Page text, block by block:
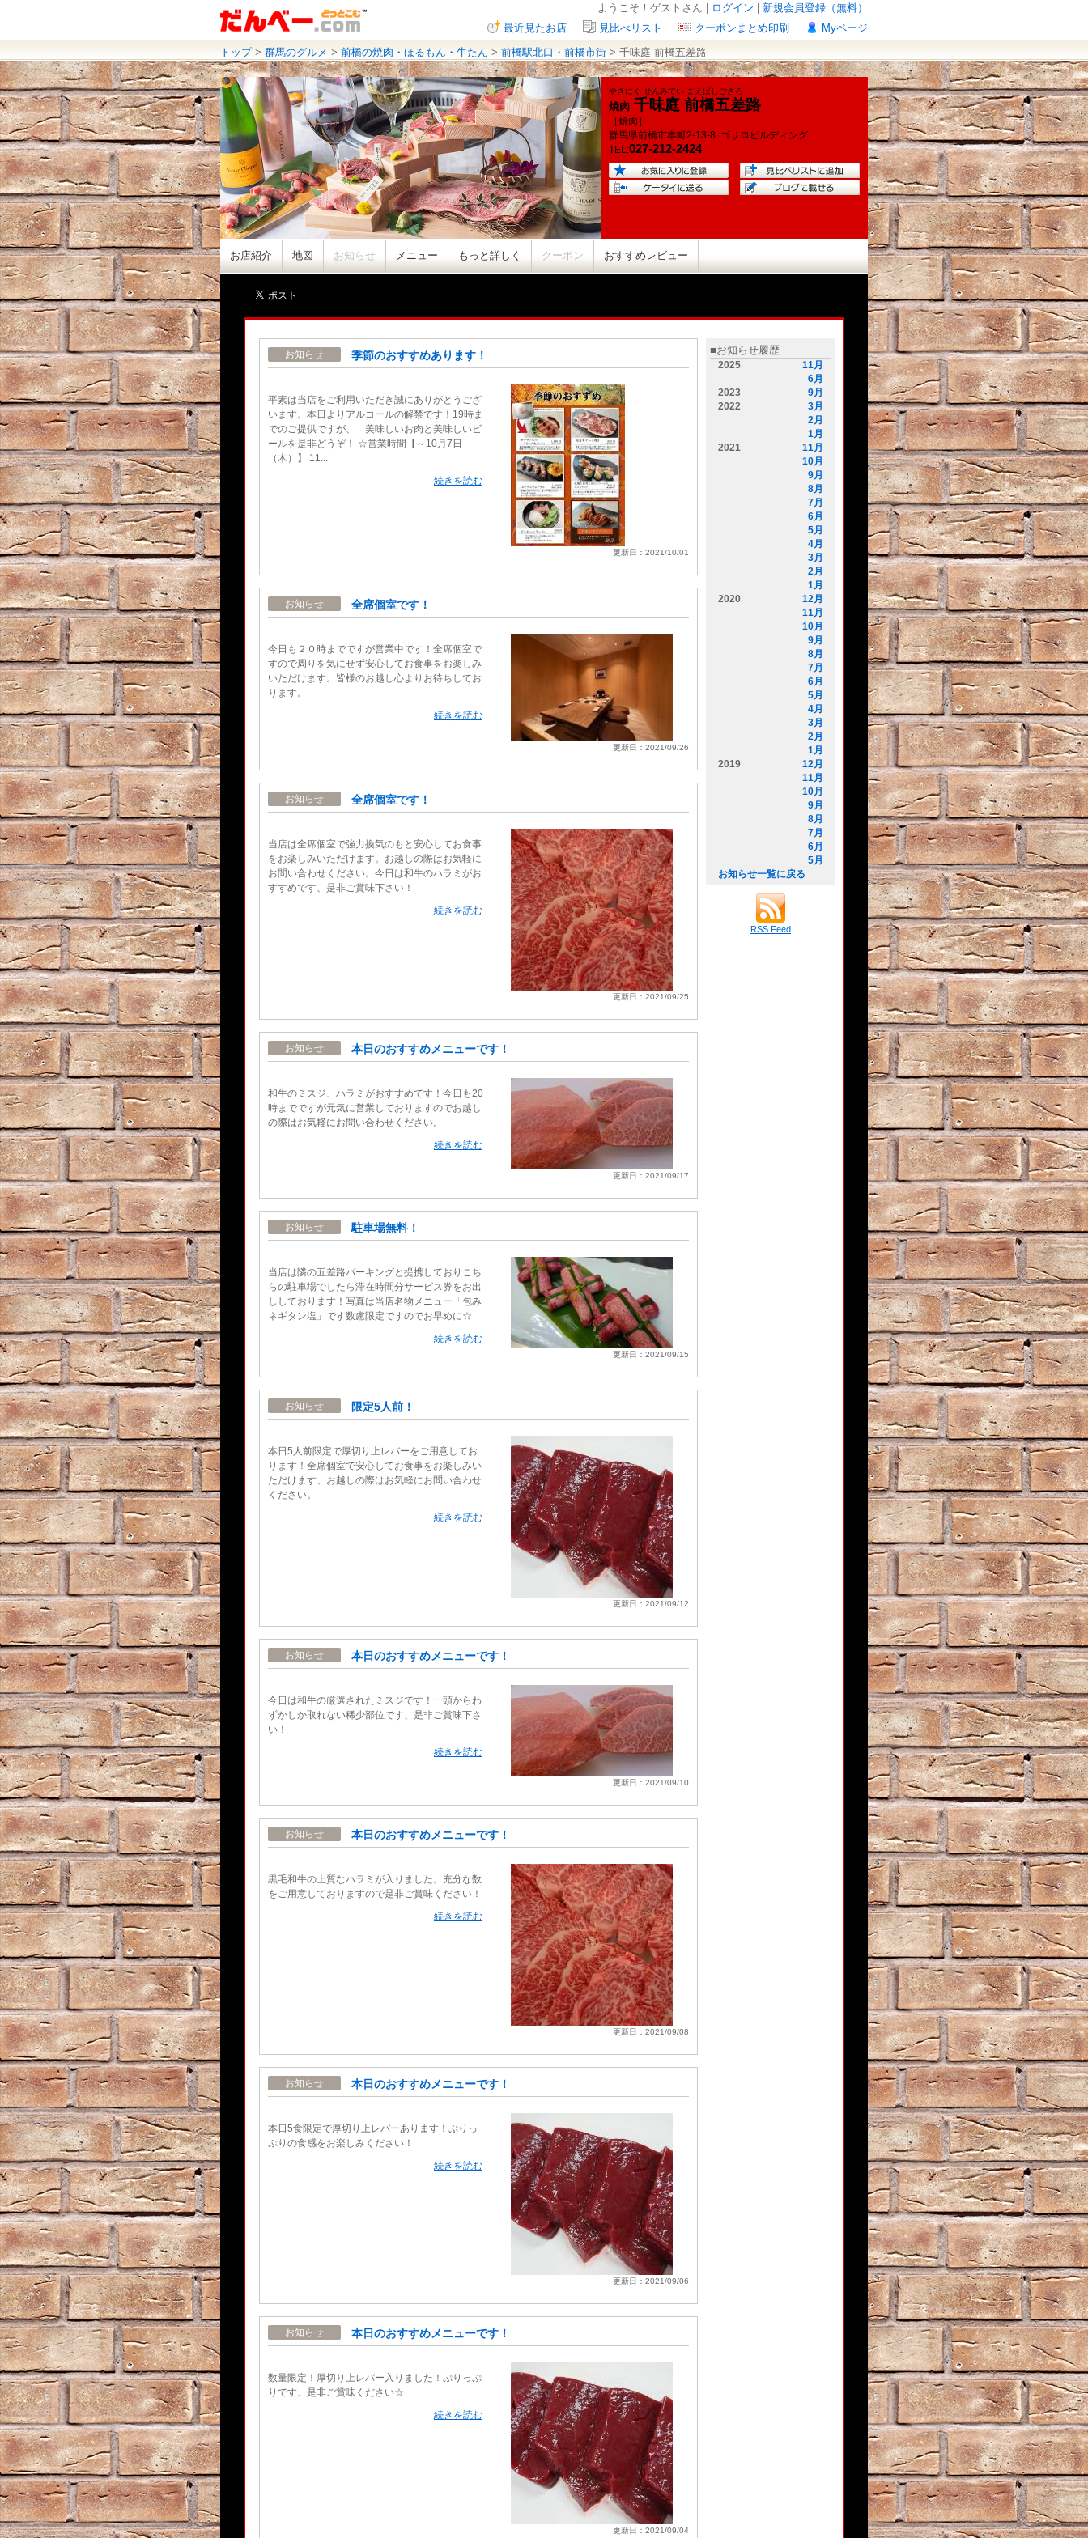
新規会員登録（無料）
ログイン
ようこそ！ゲストさん |
Myページ
クーポンまとめ印刷
見比べリスト
最近見たお店
トップ> 群馬のグルメ > 前橋の焼肉・ほるもん・牛たん > 前橋駅北口・前橋市街 > 千味庭 前橋五差路
やきにく せんみてい まえばしごさろ
焼肉 千味庭 前橋五差路
［焼肉］
群馬県前橋市本町2-13-8 ゴサロビルディング
TEL:027-212-2424
お店紹介 地図 お知らせ メニュー もっと詳しく クーポン おすすめレビュー
お知らせ 季節のおすすめあります！
平素は当店をご利用いただき誠にありがとうござ
います。本日よりアルコールの解禁です！19時ま
でのご提供ですが、 美味しいお肉と美味しいビ
ールを是非どうぞ！ ☆営業時間【～10月7日
（木）】 11...
続きを読む
更新日：2021/10/01
お知らせ 全席個室です！
今日も２０時までですが営業中です！全席個室で
すので周りを気にせず安心してお食事をお楽しみ
いただけます。皆様のお越し心よりお待ちしてお
ります。
続きを読む
更新日：2021/09/26
お知らせ 全席個室です！
当店は全席個室で強力換気のもと安心してお食事
をお楽しみいただけます。お越しの際はお気軽に
お問い合わせください。今日は和牛のハラミがお
すすめです、是非ご賞味下さい！
続きを読む
更新日：2021/09/25
お知らせ 本日のおすすめメニューです！
和牛のミスジ、ハラミがおすすめです！今日も20
時までですが元気に営業しておりますのでお越し
の際はお気軽にお問い合わせください。
続きを読む
更新日：2021/09/17
お知らせ 駐車場無料！
当店は隣の五差路パーキングと提携しておりこち
らの駐車場でしたら滞在時間分サービス券をお出
ししております！写真は当店名物メニュー「包み
ネギタン塩」です数慮限定ですのでお早めに☆
続きを読む
更新日：2021/09/15
お知らせ 限定5人前！
本日5人前限定で厚切り上レバーをご用意してお
ります！全席個室で安心してお食事をお楽しみい
ただけます、お越しの際はお気軽にお問い合わせ
ください。
続きを読む
更新日：2021/09/12
お知らせ 本日のおすすめメニューです！
今日は和牛の厳選されたミスジです！一頭からわ
ずかしか取れない稀少部位です、是非ご賞味下さ
い！
続きを読む
更新日：2021/09/10
お知らせ 本日のおすすめメニューです！
黒毛和牛の上質なハラミが入りました。充分な数
をご用意しておりますので是非ご賞味ください！
続きを読む
更新日：2021/09/08
お知らせ 本日のおすすめメニューです！
本日5食限定で厚切り上レバーあります！ぷりっ
ぷりの食感をお楽しみください！
続きを読む
更新日：2021/09/06
お知らせ 本日のおすすめメニューです！
数量限定！厚切り上レバー入りました！ぷりっぷ
りです、是非ご賞味ください☆
続きを読む
更新日：2021/09/04
■お知らせ履歴
2025
11月
6月
2023
9月
2022
3月
2月
1月
2021
11月
10月
9月
8月
7月
6月
5月
4月
3月
2月
1月
2020
12月
11月
10月
9月
8月
7月
6月
5月
4月
3月
2月
1月
2019
12月
11月
10月
9月
8月
7月
6月
5月
お知らせ一覧に戻る
RSS Feed